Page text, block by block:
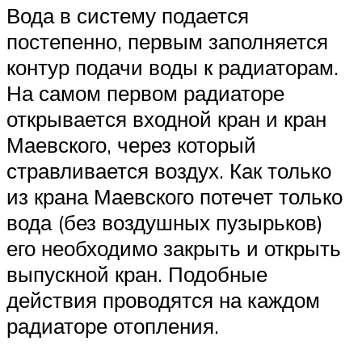
Вода в систему подается
постепенно, первым заполняется
контур подачи воды к радиаторам.
На самом первом радиаторе
открывается входной кран и кран
Маевского, через который
стравливается воздух. Как только
из крана Маевского потечет только
вода (без воздушных пузырьков)
его необходимо закрыть и открыть
выпускной кран. Подобные
действия проводятся на каждом
радиаторе отопления.